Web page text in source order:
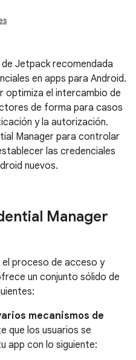
de Jetpack recomendada
en apps para Android.
optimiza el intercambio de
de forma para casos
y la autorización.
Manager para controlar
las credenciales
nuevos.
Manager
proceso de acceso y
un conjunto sólido de
mecanismos de
que los usuarios se
app con lo siguiente: